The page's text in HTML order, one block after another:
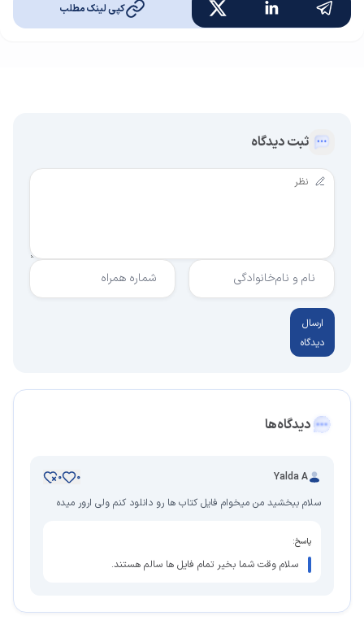
کپی لینک مطلب
ثبت دیدگاه
نام و نام‌خانوادگی شماره همراه
ارسال
دیدگاه
دیدگاه‌ها
Yalda A
0
0
سلام ببخشید من میخوام فایل کتاب ها رو دانلود کنم ولی ارور میده
پاسخ:
سلام وقت شما بخیر تمام فایل ها سالم هستند.